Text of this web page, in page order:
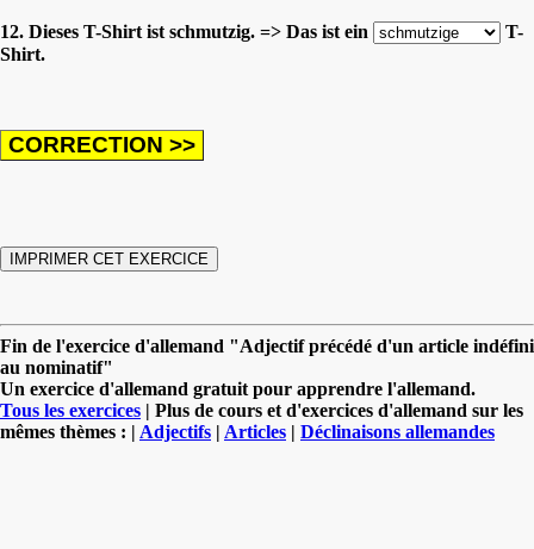
12. Dieses T-Shirt ist schmutzig. => Das ist ein
T-
Shirt.
Fin de l'exercice d'allemand "Adjectif précédé d'un article indéfini
au nominatif"
Un exercice d'allemand gratuit pour apprendre l'allemand.
Tous les exercices | Plus de cours et d'exercices d'allemand sur les
mêmes thèmes : | Adjectifs | Articles | Déclinaisons allemandes